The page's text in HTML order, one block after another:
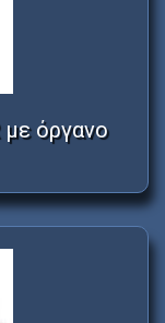
όργανο